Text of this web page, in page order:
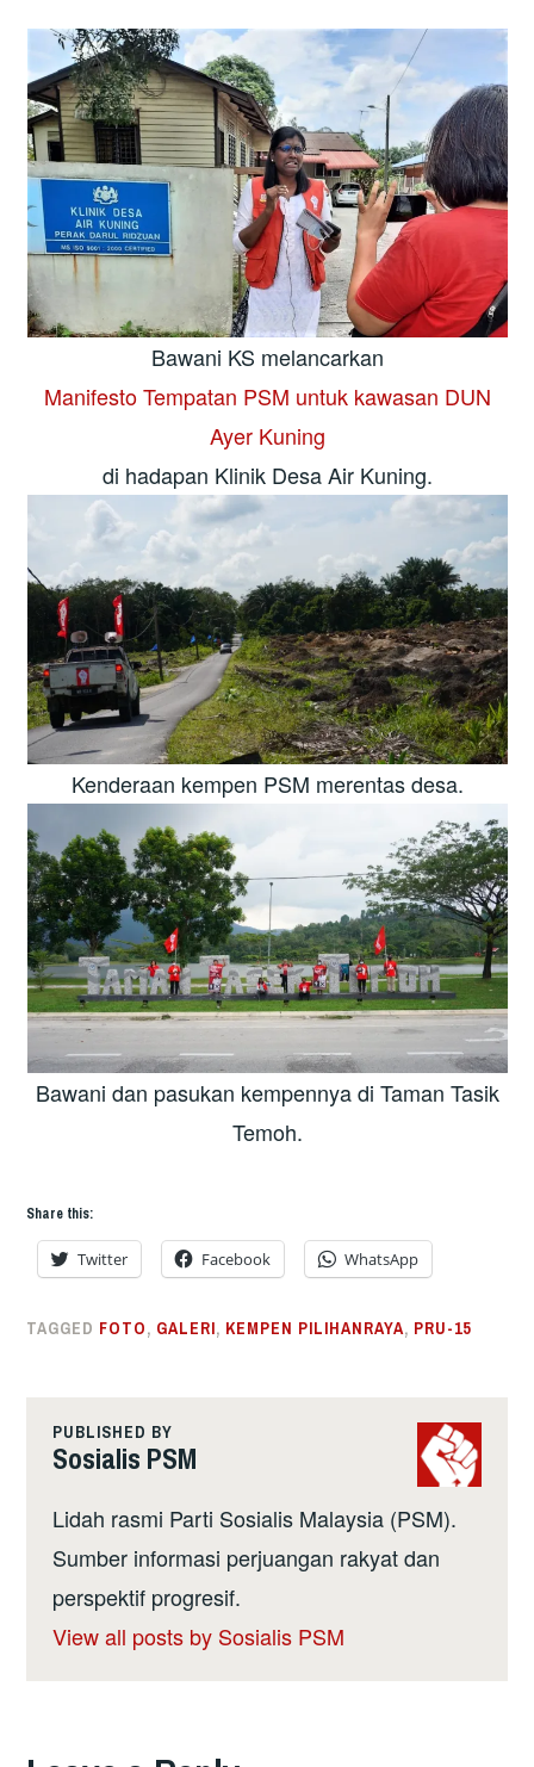
Bawani KS melancarkan
Manifesto Tempatan PSM untuk kawasan DUN
Ayer Kuning
di hadapan Klinik Desa Air Kuning.
Kenderaan kempen PSM merentas desa.
Bawani dan pasukan kempennya di Taman Tasik
Temoh.
Share this:
Twitter Facebook WhatsApp
TAGGED FOTO, GALERI, KEMPEN PILIHANRAYA, PRU-15
PUBLISHED BY
Sosialis PSM
Lidah rasmi Parti Sosialis Malaysia (PSM).
Sumber informasi perjuangan rakyat dan
perspektif progresif.
View all posts by Sosialis PSM